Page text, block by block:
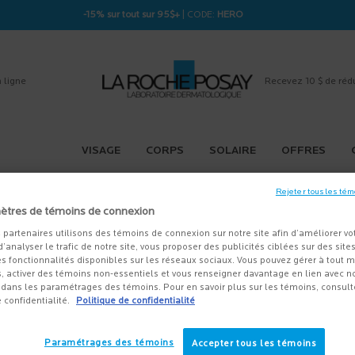
-15% sur tout sur 95$+ | CODE: HERO
ligne Recevez 10 $ de
VISAGE CORPS SOLAIRE OFFRES
RÉSULTAT POUR VOTRE
de témoins de connexion
partenaires utilisons des témoins de connexion sur notre site afin d’améliorer
le trafic de notre site, vous proposer des publicités ciblées sur des
fonctionnalités disponibles sur les réseaux sociaux. Vous pouvez gérer à tout
activer des témoins non-essentiels et vous renseigner davantage en lien avec
les paramétrages des témoins. Pour en savoir plus sur les témoins,
confidentialité.
Politique de confidentialité
Accepter tous les témoins
Paramétrages des témoins
Rejeter tous les